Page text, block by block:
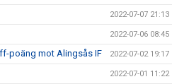
2022-07-07 21:13
2022-07-06 08:45
poäng mot Alingsås IF 2022-07-02 19:17
2022-07-01 11:22